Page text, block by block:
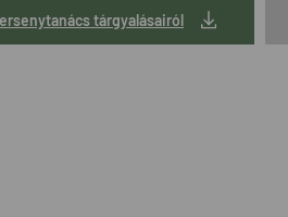
tárgyalásairól